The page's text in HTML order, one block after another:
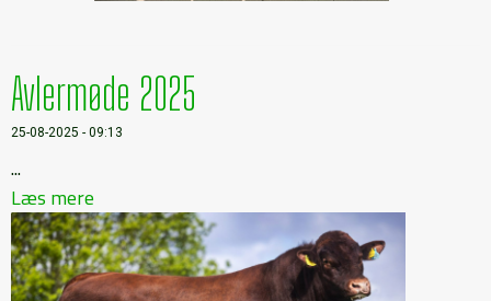
Avlermøde 2025
25-08-2025 - 09:13
...
Læs mere